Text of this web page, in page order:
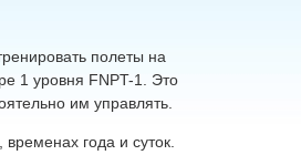
полеты на
1 уровня FNPT-1. Это
им управлять.
года и суток.